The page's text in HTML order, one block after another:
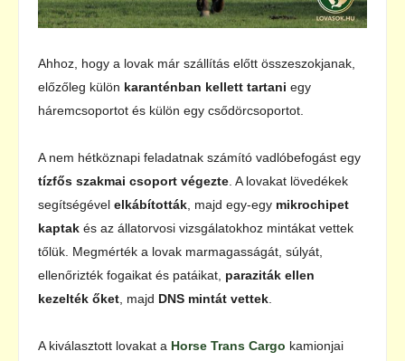
Ahhoz, hogy a lovak már szállítás előtt összeszokjanak,
előzőleg külön karanténban kellett tartani egy
háremcsoportot és külön egy csődörcsoportot.
A nem hétköznapi feladatnak számító vadlóbefogást egy
tízfős szakmai csoport végezte. A lovakat lövedékek
segítségével elkábították, majd egy-egy mikrochipet
kaptak és az állatorvosi vizsgálatokhoz mintákat vettek
tőlük. Megmérték a lovak marmagasságát, súlyát,
ellenőrizték fogaikat és patáikat, paraziták ellen
kezelték őket, majd DNS mintát vettek.
A kiválasztott lovakat a Horse Trans Cargo kamionjai